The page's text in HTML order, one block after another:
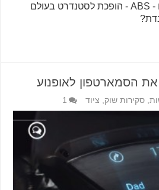
המערכת הבטיחותית הזו - ABS - הופכת לסטנדרט בעולם
הסמארטפון לאופנוע
,סקירות שוק ציוד 1